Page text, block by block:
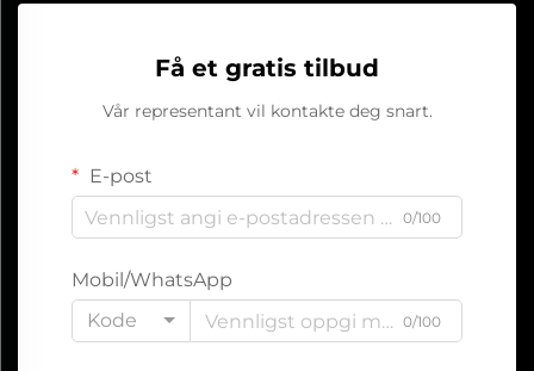
Få et gratis tilbud
Vår representant vil kontakte deg snart.
E-post
0/100
Mobil/WhatsApp
Kode
0/100